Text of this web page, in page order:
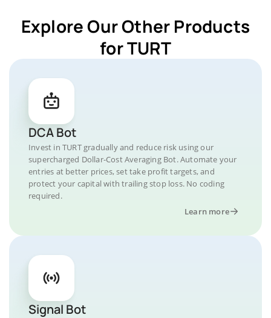
Explore Our Other Products
for TURT
DCA Bot
Invest in TURT gradually and reduce risk using our
supercharged Dollar-Cost Averaging Bot. Automate your
entries at better prices, set take profit targets, and
protect your capital with trailing stop loss. No coding
required.
Learn more
Signal Bot